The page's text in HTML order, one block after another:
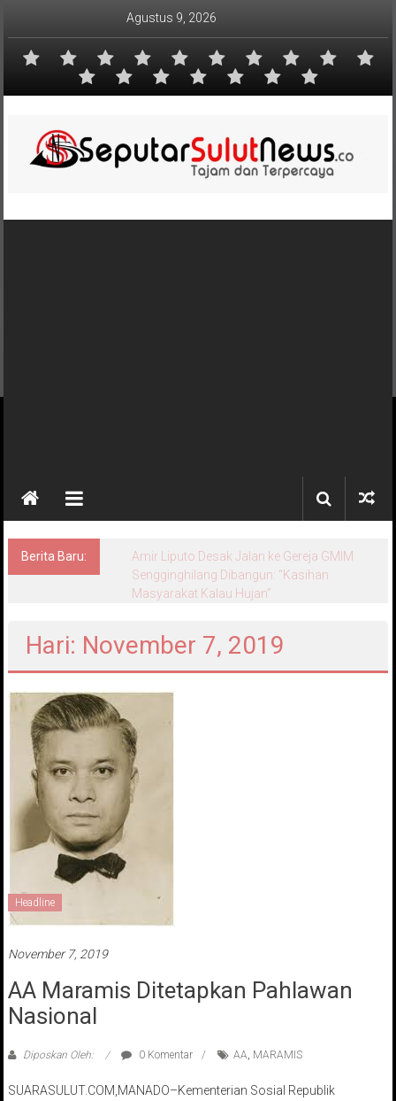
Agustus 9, 2026
Berita Baru:
Amir Liputo Desak Jalan ke Gereja GMIM
Sengginghilang Dibangun: “Kasihan
Masyarakat Kalau Hujan”
Hari: November 7, 2019
Headline
November 7, 2019
AA Maramis Ditetapkan Pahlawan
Nasional
Diposkan Oleh: 0 Komentar AA, MARAMIS
SUARASULUT.COM,MANADO–Kementerian Sosial Republik